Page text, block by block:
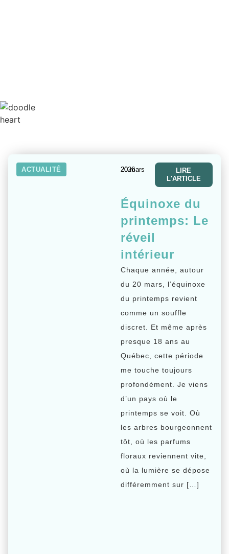
ACTUALITÉ 20 mars 2026
LIRE
L'ARTICLE
Équinoxe du
printemps: Le
réveil
intérieur
Chaque année, autour
du 20 mars, l’équinoxe
du printemps revient
comme un souffle
discret. Et même après
presque 18 ans au
Québec, cette période
me touche toujours
profondément. Je viens
d’un pays où le
printemps se voit. Où
les arbres bourgeonnent
tôt, où les parfums
floraux reviennent vite,
où la lumière se dépose
différemment sur […]